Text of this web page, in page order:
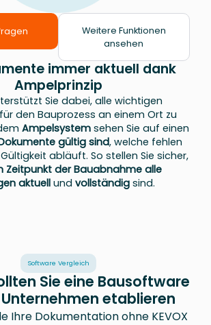
immer aktuell dank
Ampelprinzip
Sie dabei, alle wichtigen
den Bauprozess an einem Ort zu
Ampelsystem sehen Sie auf einen
gültig sind, welche fehlen
abläuft. So stellen Sie sicher,
Zeitpunkt der Bauabnahme alle
aktuellund vollständigsind.
Weitere Funktionen
ansehen
Software Vergleich
Sie eine Bausoftware
etablieren
Ihre Dokumentation ohne KEVOX